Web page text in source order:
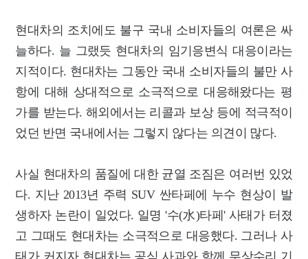
현대차의 조치에도 불구 국내 소비자들의 여론은 싸
늘하다. 늘 그랬듯 현대차의 임기응변식 대응이라는
지적이다. 현대차는 그동안 국내 소비자들의 불만 사
항에 대해 상대적으로 소극적으로 대응해왔다는 평
가를 받는다. 해외에서는 리콜과 보상 등에 적극적이
었던 반면 국내에서는 그렇지 않다는 의견이 많다.
사실 현대차의 품질에 대한 균열 조짐은 여러번 있었
다. 지난 2013년 주력 SUV 싼타페에 누수 현상이 발
생하자 논란이 일었다. 일명 '수(水)타페' 사태가 터졌
고 그때도 현대차는 소극적으로 대응했다. 그러나 사
태가 커지자 현대차는 공식 사과와 함께 무상수리 기